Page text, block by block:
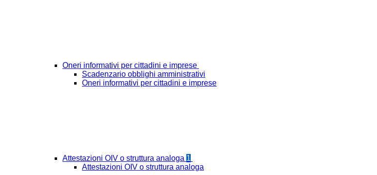
Oneri informativi per cittadini e imprese
Scadenzario obblighi amministrativi
Oneri informativi per cittadini e imprese
Attestazioni OIV o struttura analoga 1
Attestazioni OIV o struttura analoga